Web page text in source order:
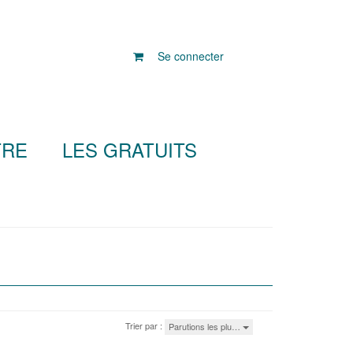
Se connecter
LES GRATUITS
Trier par : Parutions les plu…